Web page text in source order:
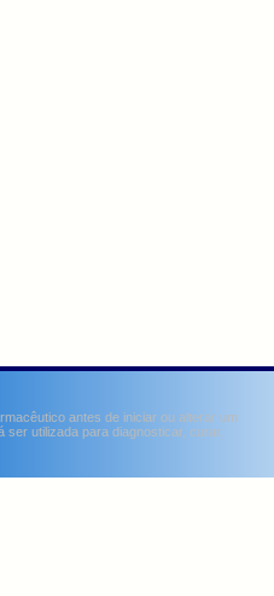
antes de iniciar ou alterar um
utilizada para diagnosticar, curar,